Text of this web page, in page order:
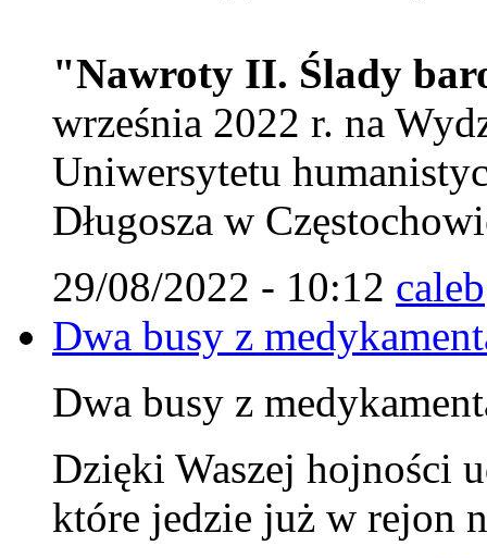
"Nawroty II. Ślady
września 2022 r. na
Uniwersytetu
Długosza w
29/08/2022 - 10:12 caleb
Dwa busy z
Dwa busy z
Dzięki Waszej hojności
które jedzie już w rejon